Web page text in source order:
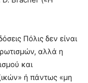
Πόλις δεν είναι
αλλά η
και
ή πάντως «μη